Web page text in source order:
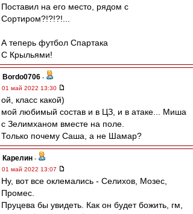
Поставил на его место, рядом с
Сортиром?!?!?!...
А теперь футбол Спартака
С Крыльями!
Bordo0706 -
01 май 2022 13:30
ой, класс какой)
мой любимый состав и в ЦЗ, и в атаке... Миша
с Зелимханом вместе на поле.
Только почему Саша, а не Шамар?
Карелин -
01 май 2022 13:07
Ну, вот все оклемались - Селихов, Мозес,
Промес.
Пруцева бы увидеть. Как он будет божить, гм,